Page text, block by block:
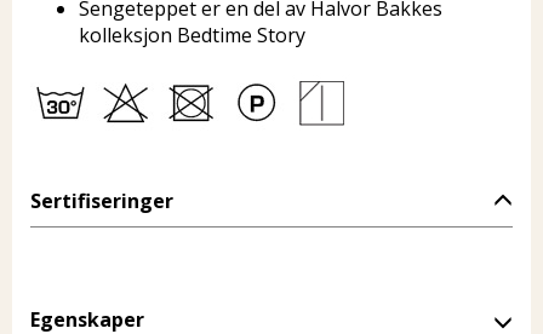
Sengeteppet er en del av Halvor Bakkes
kolleksjon Bedtime Story
Sertifiseringer
Egenskaper